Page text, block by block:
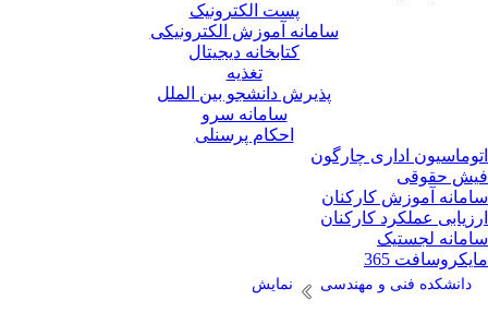
پست الکترونیک
سامانه آموزش الکترونیکی
کتابخانه دیجیتال
تغذیه
پذیرش دانشجو بین الملل
سامانه سرو
احکام پرسنلی
اداری چارگون
حقوقی
آموزش کارکنان
عملکرد کارکنان
لجستیک
365
دانشکده فنی و مهندسی نمایش